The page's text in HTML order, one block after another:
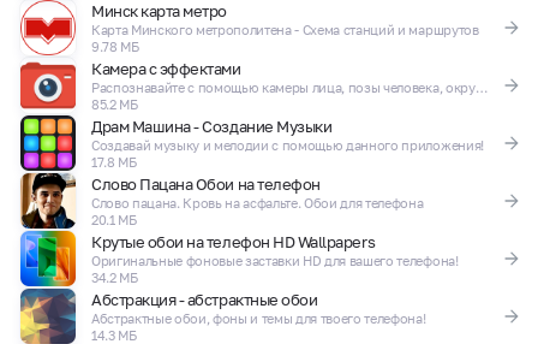
Минск карта метро
Карта Минского метрополитена - Схема станций и маршрутов
9.78 МБ
Камера с эффектами
Распознавайте с помощью камеры лица, позы человека, окружающие объекты!
85.2 МБ
Драм Машина - Создание Музыки
Создавай музыку и мелодии с помощью данного приложения!
17.8 МБ
Слово Пацана Обои на телефон
Слово пацана. Кровь на асфальте. Обои для телефона
20.1 МБ
Крутые обои на телефон HD Wallpapers
Оригинальные фоновые заставки HD для вашего телефона!
34.2 МБ
Абстракция - абстрактные обои
Абстрактные обои, фоны и темы для твоего телефона!
14.3 МБ